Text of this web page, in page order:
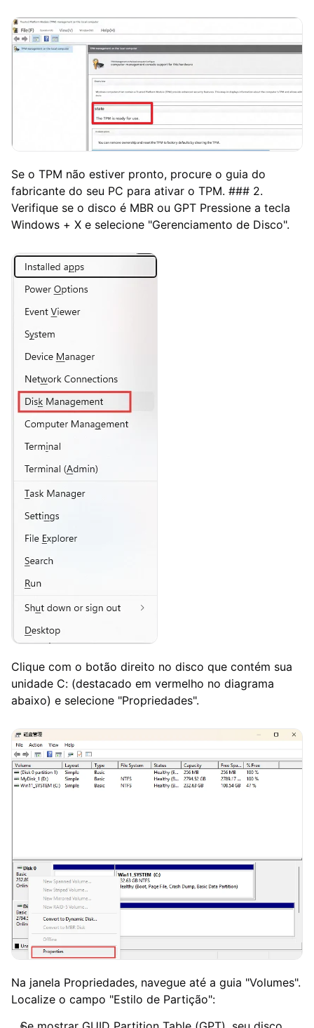
Se o TPM não estiver pronto, procure o guia do
fabricante do seu PC para ativar o TPM. ### 2.
Verifique se o disco é MBR ou GPT Pressione a tecla
Windows + X e selecione "Gerenciamento de Disco".
Clique com o botão direito no disco que contém sua
unidade C: (destacado em vermelho no diagrama
abaixo) e selecione "Propriedades".
Na janela Propriedades, navegue até a guia "Volumes".
Localize o campo "Estilo de Partição":